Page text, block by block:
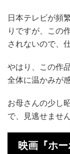
日本テレビが頻
りですが、この
されないので、
やはり、この作
全体に温かみが
お母さんの少し
で、見逃せません
映画『ホー